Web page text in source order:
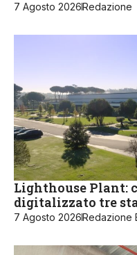
7 Agosto 2026Redazione
Lighthouse Plant:
digitalizzato tre
7 Agosto 2026Redazione